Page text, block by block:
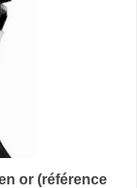
or (référence